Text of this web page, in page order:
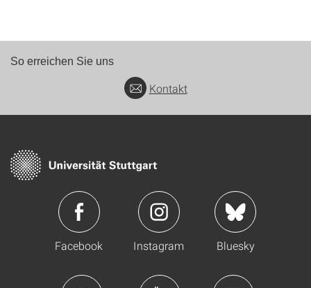
So erreichen Sie uns
Kontakt
Facebook Instagram Bluesky